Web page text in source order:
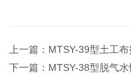
上一篇： MTSY-39型土工
下一篇： MTSY-38型脱气